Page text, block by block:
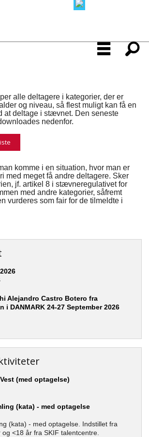
alle deltagere i kategorier, der er
og niveau, så flest muligt kan få en
at deltage i stævnet. Den seneste
nedenfor.
komme i en situation, hvor man er
med meget få andre deltagere. Sker
jf. artikel 8 i stævneregulativet for
med andre kategorier, såfremt
vurderes som fair for de tilmeldte i
Alejandro Castro Botero fra
i DANMARK 24-27 September 2026
(med optagelse)
(kata) - med optagelse
(kata) - med optagelse. Indstillet fra
<18 år fra SKIF talentcentre.